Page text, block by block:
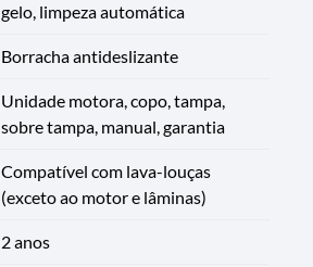
gelo, limpeza automática
Borracha antideslizante
Unidade motora, copo, tampa,
sobre tampa, manual, garantia
Compatível com lava-louças
(exceto ao motor e lâminas)
2 anos